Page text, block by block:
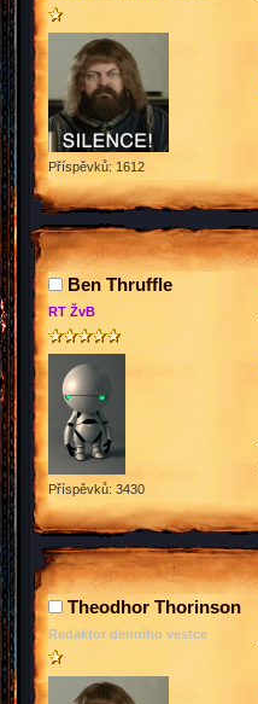
Příspěvků: 1612
Ben Thruffle
RT ŽvB
Příspěvků: 3430
Theodhor Thorinson
Redaktor denniho vestce